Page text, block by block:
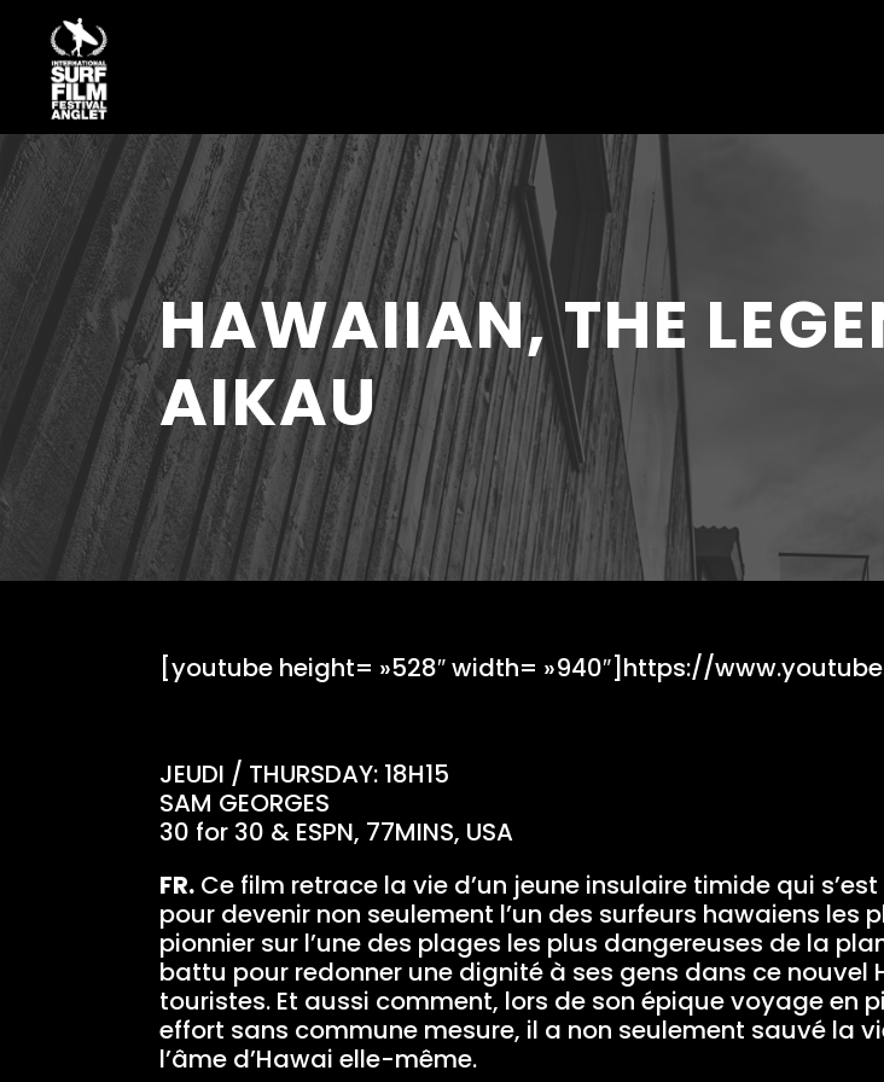
HAWAIIAN, THE
AIKAU
[youtube height= »528″ width= »940″]https://
JEUDI / THURSDAY: 18H15
SAM GEORGES
30 for 30 & ESPN, 77MINS, USA
FR. Ce film retrace la vie d’un jeune insulaire timide qui
pour devenir non seulement l’un des surfeurs hawaiens
pionnier sur l’une des plages les plus dangereuses de la
battu pour redonner une dignité à ses gens dans ce nouvel
touristes. Et aussi comment, lors de son épique voyage en
effort sans commune mesure, il a non seulement sauvé la
l’âme d’Hawai elle-même.